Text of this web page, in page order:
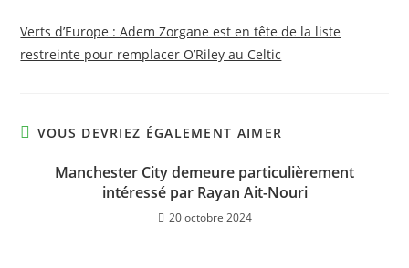
Verts d’Europe : Adem Zorgane est en tête de la liste
restreinte pour remplacer O’Riley au Celtic
VOUS DEVRIEZ ÉGALEMENT AIMER
Manchester City demeure particulièrement
intéressé par Rayan Ait-Nouri
20 octobre 2024